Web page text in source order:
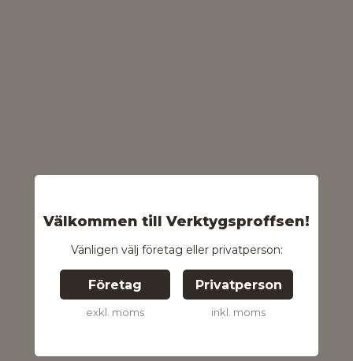
Välkommen till Verktygsproffsen!
Vänligen välj företag eller privatperson:
Företag
exkl. moms
Privatperson
inkl. moms